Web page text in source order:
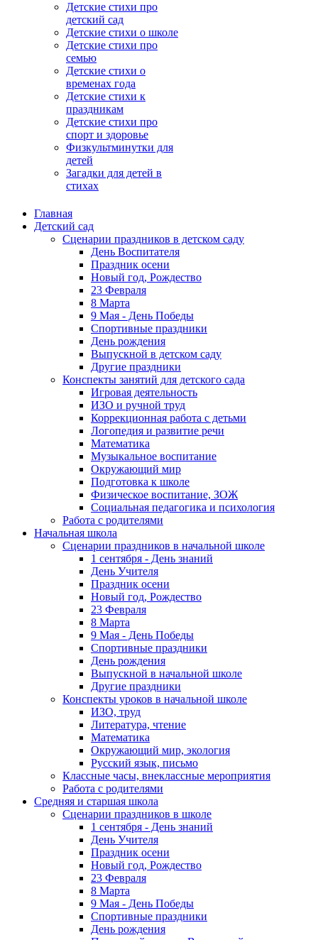
Детские стихи про
детский сад
Детские стихи о школе
Детские стихи про
семью
Детские стихи о
временах года
Детские стихи к
праздникам
Детские стихи про
спорт и здоровье
Физкультминутки для
детей
Загадки для детей в
стихах
Главная
Детский сад
Сценарии праздников в детском саду
День Воспитателя
Праздник осени
Новый год, Рождество
23 Февраля
8 Марта
9 Мая - День Победы
Спортивные праздники
День рождения
Выпускной в детском саду
Другие праздники
Конспекты занятий для детского сада
Игровая деятельность
ИЗО и ручной труд
Коррекционная работа с детьми
Логопедия и развитие речи
Математика
Музыкальное воспитание
Окружающий мир
Подготовка к школе
Физическое воспитание, ЗОЖ
Социальная педагогика и психология
Работа с родителями
Начальная школа
Сценарии праздников в начальной школе
1 сентября - День знаний
День Учителя
Праздник осени
Новый год, Рождество
23 Февраля
8 Марта
9 Мая - День Победы
Спортивные праздники
День рождения
Выпускной в начальной школе
Другие праздники
Конспекты уроков в начальной школе
ИЗО, труд
Литература, чтение
Математика
Окружающий мир, экология
Русский язык, письмо
Классные часы, внеклассные мероприятия
Работа с родителями
Средняя и старшая школа
Сценарии праздников в школе
1 сентября - День знаний
День Учителя
Праздник осени
Новый год, Рождество
23 Февраля
8 Марта
9 Мая - День Победы
Спортивные праздники
День рождения